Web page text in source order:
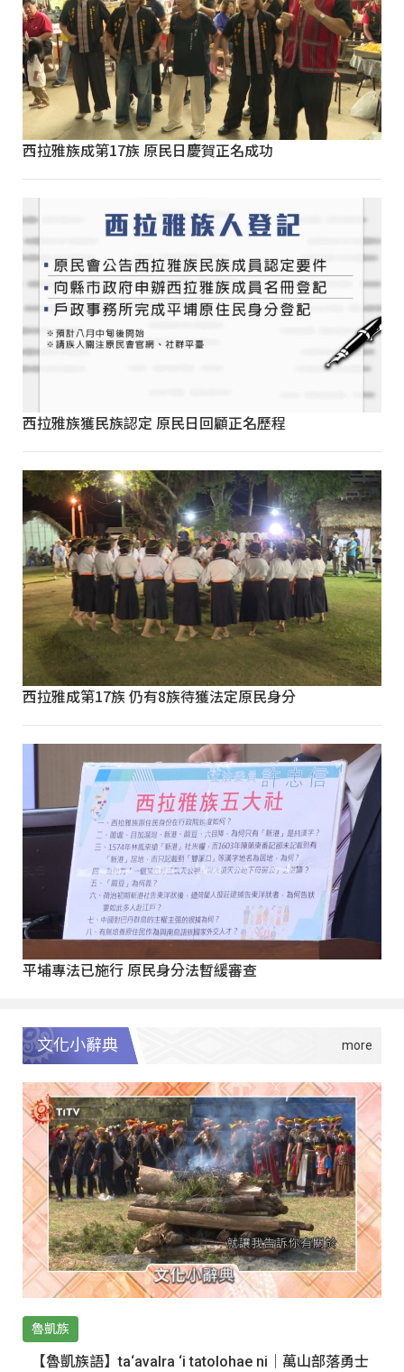
西拉雅族成第17族 原民日慶賀正名成功
西拉雅族獲民族認定 原民日回顧正名歷程
西拉雅成第17族 仍有8族待獲法定原民身分
平埔專法已施行 原民身分法暫緩審查
文化小辭典
魯凱族
【魯凱族語】ta‘avalra ‘i tatolohae ni｜萬山部落勇士